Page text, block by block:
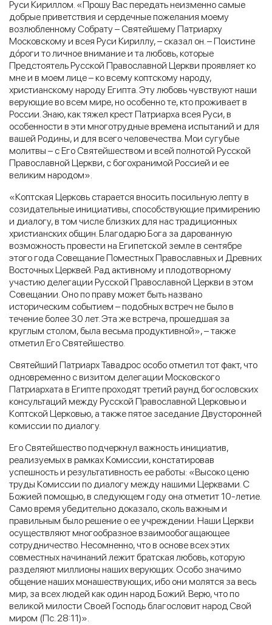
Руси Кириллом. «Прошу Вас передать неизменно самые
добрые приветствия и сердечные пожелания моему
возлюбленному Собрату – Святейшему Патриарху
Московскому и всея Руси Кириллу, – сказал он. – Поистине
дóроги то личное внимание и та любовь, которые
Предстоятель Русской Православной Церкви проявляет ко
мне и в моем лице – ко всему коптскому народу,
христианскому народу Египта. Эту любовь чувствуют наши
верующие во всем мире, но особенно те, кто проживает в
России. Знаю, как тяжел крест Патриарха всея Руси, в
особенности в эти многотрудные времена испытаний и для
вашей Родины, и для всего человечества. Мои сугубые
молитвы – с Его Святейшеством и всей полнотой Русской
Православной Церкви, с богохранимой Россией и ее
великим народом».
«Коптская Церковь старается вносить посильную лепту в
созидательные инициативы, способствующие примирению
и диалогу, в том числе близких для нас традиционных
христианских общин. Благодарю Бога за дарованную
возможность провести на Египетской земле в сентябре
этого года Совещание Поместных Православных и Древних
Восточных Церквей. Рад активному и плодотворному
участию делегации Русской Православной Церкви в этом
Совещании. Оно по праву может быть названо
историческим событием – подобных встреч не было в
течение более 30 лет. Эта же встреча, прошедшая за
круглым столом, была весьма продуктивной», – также
отметил Его Святейшество.
Святейший Патриарх Тавадрос особо отметил тот факт, что
одновременно с визитом делегации Московского
Патриархата в Египте проходят третий раунд богословских
консультаций между Русской Православной Церковью и
Коптской Церковью, а также пятое заседание Двусторонней
комиссии по диалогу.
Его Святейшество подчеркнул важность инициатив,
реализуемых в рамках Комиссии, констатировав
успешность и результативность ее работы: «Высоко ценю
труды Комиссии по диалогу между нашими Церквами. С
Божией помощью, в следующем году она отметит 10-летие.
Само время убедительно доказало, сколь важным и
правильным было решение о ее учреждении. Наши Церкви
осуществляют многообразное взаимообогащающее
сотрудничество. Несомненно, что в основе всех этих
совместных начинаний лежит братская любовь, которую
разделяют миллионы наших верующих. Особо значимо
общение наших монашествующих, ибо они молятся за весь
мир, за всех людей как один народ Божий. Верю, что по
великой милости Своей Господь благословит народ Свой
миром (Пс. 28:11)».